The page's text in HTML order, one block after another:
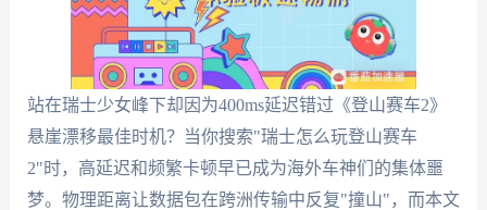
站在瑞士少女峰下却因为400ms延迟错过《登山赛车2》
悬崖漂移最佳时机？当你搜索"瑞士怎么玩登山赛车
2"时，高延迟和频繁卡顿早已成为海外车神们的集体噩
梦。物理距离让数据包在跨洲传输中反复"撞山"，而本文